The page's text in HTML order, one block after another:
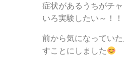
症状があるうちがチ
いろ実験したい～！！
前から気になってい
すことにしました